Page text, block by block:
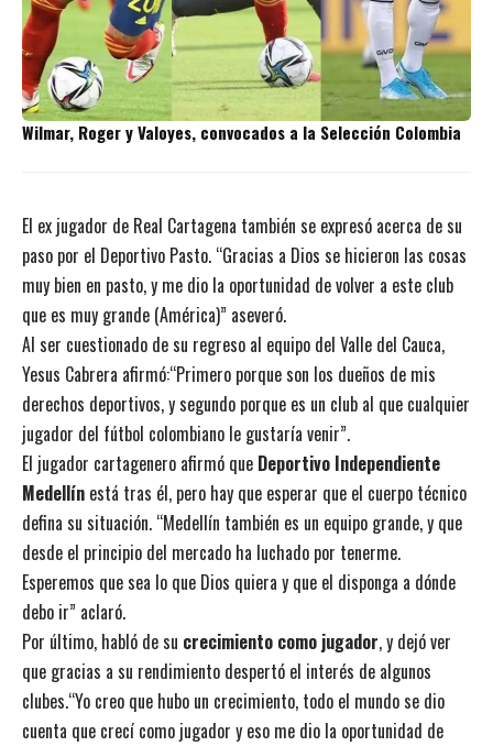
Wilmar, Roger y Valoyes, convocados a la Selección Colombia
El ex jugador de Real Cartagena también se expresó acerca de su
paso por el Deportivo Pasto. “Gracias a Dios se hicieron las cosas
muy bien en pasto, y me dio la oportunidad de volver a este club
que es muy grande (América)” aseveró.
Al ser cuestionado de su regreso al equipo del Valle del Cauca,
Yesus Cabrera afirmó:“Primero porque son los dueños de mis
derechos deportivos, y segundo porque es un club al que cualquier
jugador del fútbol colombiano le gustaría venir”.
El jugador cartagenero afirmó que Deportivo Independiente
Medellín está tras él, pero hay que esperar que el cuerpo técnico
defina su situación. “Medellín también es un equipo grande, y que
desde el principio del mercado ha luchado por tenerme.
Esperemos que sea lo que Dios quiera y que el disponga a dónde
debo ir” aclaró.
Por último, habló de su crecimiento como jugador, y dejó ver
que gracias a su rendimiento despertó el interés de algunos
clubes.“Yo creo que hubo un crecimiento, todo el mundo se dio
cuenta que crecí como jugador y eso me dio la oportunidad de